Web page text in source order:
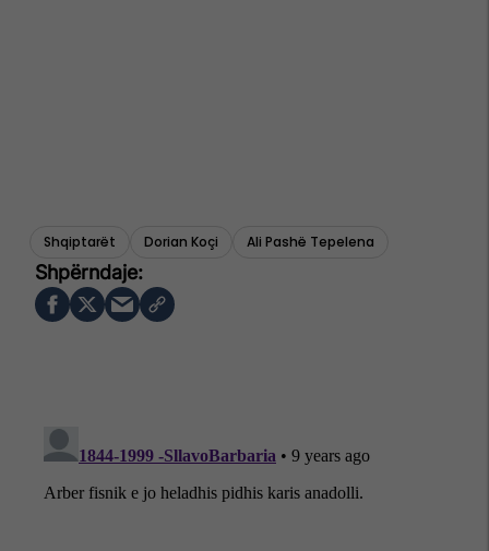
Shqiptarët Dorian Koçi Ali Pashë Tepelena